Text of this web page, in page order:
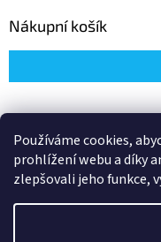
Používáme cookies,
prohlížení webu a díky
zlepšovali jeho funkce,
Nákupní košík